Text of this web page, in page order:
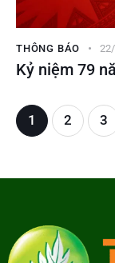
THÔNG BÁO
Kỷ niệm 79
1 2 3